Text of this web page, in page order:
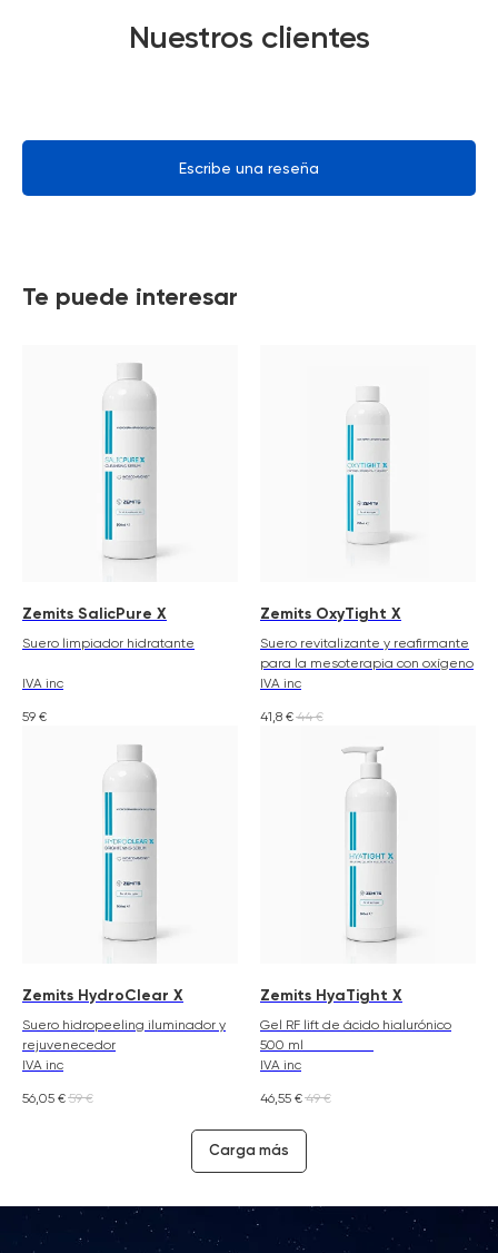
Nuestros clientes
Escribe una reseña
Te puede interesar
Zemits SalicPure X
Suero limpiador hidratante
IVA inc
59 €
Zemits OxyTight X
Suero revitalizante y reafirmante
para la mesoterapia con oxígeno
IVA inc
41,8 € 44 €
Zemits HydroClear X
Suero hidropeeling iluminador y
rejuvenecedor
IVA inc
56,05 € 59 €
Zemits HyaTight X
Gel RF lift de ácido hialurónico
500 ml
IVA inc
46,55 € 49 €
Carga más